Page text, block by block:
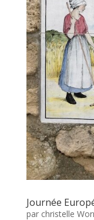
Journée
par christelle